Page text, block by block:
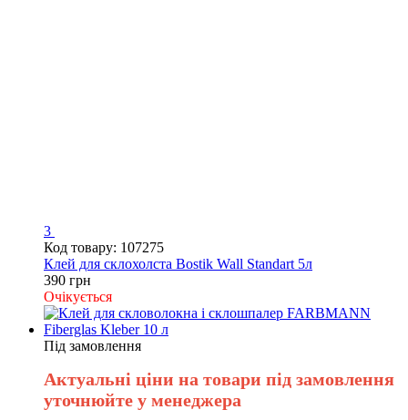
3
Код товару: 107275
Клей для склохолста Bostik Wall Standart 5л
390 грн
Очікується
Під замовлення
Актуальні ціни на товари під замовлення
уточнюйте у менеджера